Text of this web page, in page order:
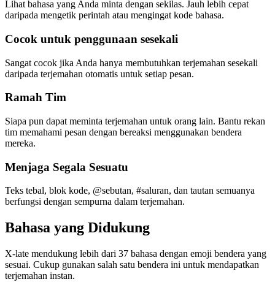
Lihat bahasa yang Anda minta dengan sekilas. Jauh lebih cepat
daripada mengetik perintah atau mengingat kode bahasa.
Cocok untuk penggunaan sesekali
Sangat cocok jika Anda hanya membutuhkan terjemahan sesekali
daripada terjemahan otomatis untuk setiap pesan.
Ramah Tim
Siapa pun dapat meminta terjemahan untuk orang lain. Bantu rekan
tim memahami pesan dengan bereaksi menggunakan bendera
mereka.
Menjaga Segala Sesuatu
Teks tebal, blok kode, @sebutan, #saluran, dan tautan semuanya
berfungsi dengan sempurna dalam terjemahan.
Bahasa yang Didukung
X-late mendukung lebih dari 37 bahasa dengan emoji bendera yang
sesuai. Cukup gunakan salah satu bendera ini untuk mendapatkan
terjemahan instan.